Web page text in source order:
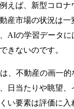
えば、新型コロナ
産市場の状況は一
AIの学習データに
きないのです。
、不動産の画一的
日当たりや眺望、
い要素は評価に